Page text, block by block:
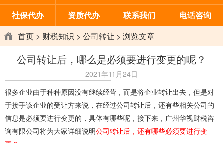
社保代办
资质代办 联系我们
电话咨询
首页 > 财税知识 > 公司转让 > 浏览文章
公司转让后，哪么是必须要进行变更的呢？
2021年11月24日
很多企业由于种种原因没有继续经营，而是将企业转让出去，但是对
于接手该企业的受让方来说，在经过公司转让后，还有些相关公司的
信息是必须要进行变更的，具体有哪些呢，接下来，广州华视财税咨
询有限公司将为大家详细说明公司转让后，还有哪些必须要进行变